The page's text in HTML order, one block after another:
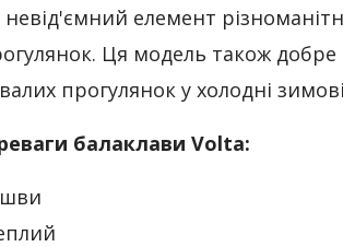
невід'ємний елемент
Ця модель також добре
прогулянок у холодні
балаклави Volta:
шви